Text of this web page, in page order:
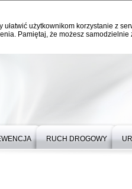
ułatwić użytkownikom korzystanie z
Pamiętaj, że możesz
RUCH DROGOWY